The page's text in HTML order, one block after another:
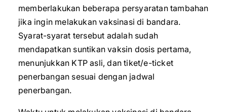
memberlakukan beberapa persyaratan tambahan
jika ingin melakukan vaksinasi di bandara.
Syarat-syarat tersebut adalah sudah
mendapatkan suntikan vaksin dosis pertama,
menunjukkan KTP asli, dan tiket/e-ticket
penerbangan sesuai dengan jadwal
penerbangan.